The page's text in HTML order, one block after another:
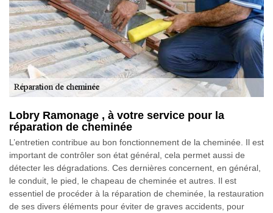
Lobry Ramonage , à votre service pour la
réparation de cheminée
L’entretien contribue au bon fonctionnement de la cheminée. Il est
important de contrôler son état général, cela permet aussi de
détecter les dégradations. Ces dernières concernent, en général,
le conduit, le pied, le chapeau de cheminée et autres. Il est
essentiel de procéder à la réparation de cheminée, la restauration
de ses divers éléments pour éviter de graves accidents, pour